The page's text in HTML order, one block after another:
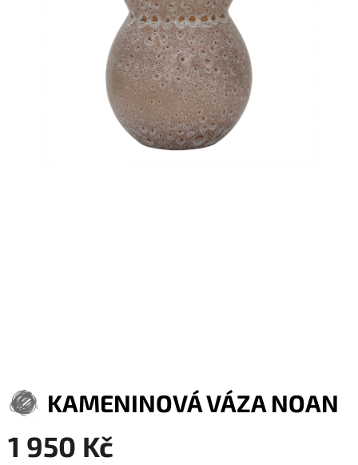
KAMENINOVÁ VÁZA NOAN
1 950 Kč